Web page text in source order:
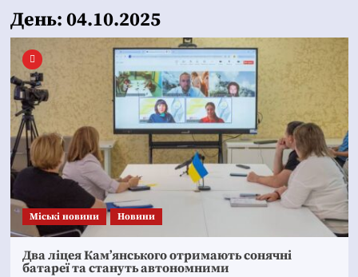
День: 04.10.2025
Mіські новини Новини
Два ліцея Кам’янського отримають сонячні
батареї та стануть автономними